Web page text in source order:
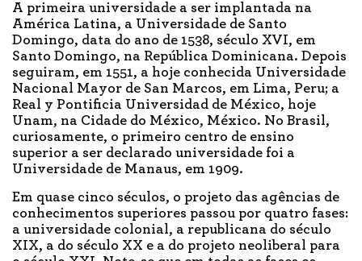
A primeira universidade a ser implantada na
América Latina, a Universidade de Santo
Domingo, data do ano de 1538, século XVI, em
Santo Domingo, na República Dominicana. Depois
seguiram, em 1551, a hoje conhecida Universidade
Nacional Mayor de San Marcos, em Lima, Peru; a
Real y Pontificia Universidad de México, hoje
Unam, na Cidade do México, México. No Brasil,
curiosamente, o primeiro centro de ensino
superior a ser declarado universidade foi a
Universidade de Manaus, em 1909.
Em quase cinco séculos, o projeto das agências de
conhecimentos superiores passou por quatro fases:
a universidade colonial, a republicana do século
XIX, a do século XX e a do projeto neoliberal para